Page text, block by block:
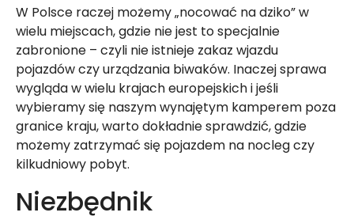
W Polsce raczej możemy „nocować na dziko” w
wielu miejscach, gdzie nie jest to specjalnie
zabronione – czyli nie istnieje zakaz wjazdu
pojazdów czy urządzania biwaków. Inaczej sprawa
wygląda w wielu krajach europejskich i jeśli
wybieramy się naszym wynajętym kamperem poza
granice kraju, warto dokładnie sprawdzić, gdzie
możemy zatrzymać się pojazdem na nocleg czy
kilkudniowy pobyt.
Niezbędnik